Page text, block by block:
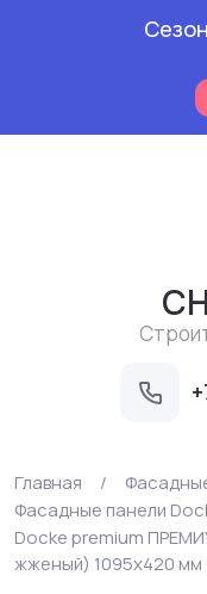
Главная /
Фасадные панели
Docke premium
жженый) 1095х420 мм